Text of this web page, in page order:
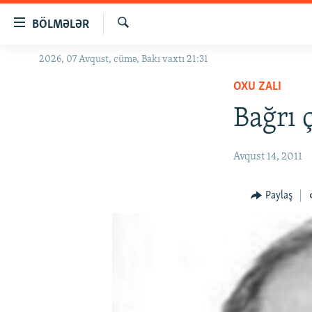
BÖLMƏLƏR
GÜNDƏM
Axtar
2026, 07 Avqust, cümə, Bakı vaxtı 21:31
OXU ZALI
Bağrı
Avqust 14, 2011
Paylaş